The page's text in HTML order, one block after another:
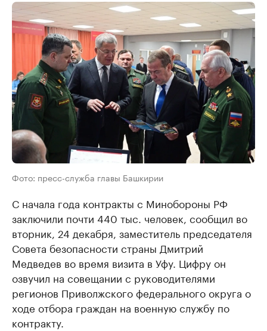
Фото: пресс-служба главы Башкирии
С начала года контракты с Минобороны РФ
заключили почти 440 тыс. человек, сообщил во
вторник, 24 декабря, заместитель председателя
Совета безопасности страны Дмитрий
Медведев во время визита в Уфу. Цифру он
озвучил на совещании с руководителями
регионов Приволжского федерального округа о
ходе отбора граждан на военную службу по
контракту.